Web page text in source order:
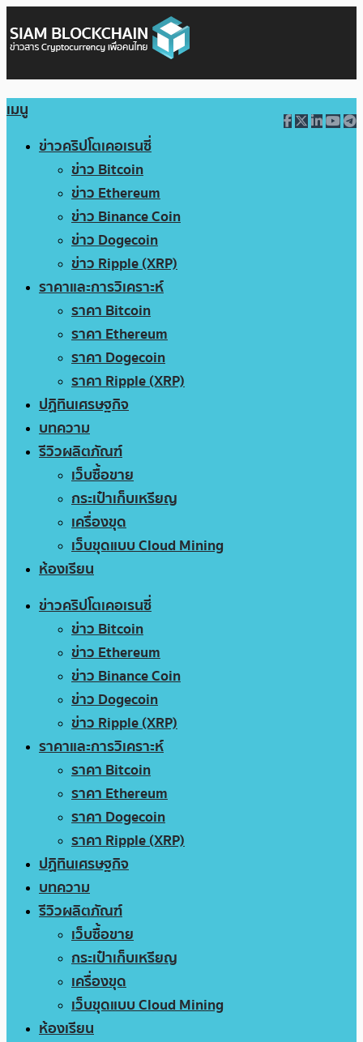
เมนู
ข่าวคริปโตเคอเรนซี่
ข่าว Bitcoin
ข่าว Ethereum
ข่าว Binance Coin
ข่าว Dogecoin
ข่าว Ripple (XRP)
ราคาและการวิเคราะห์
ราคา Bitcoin
ราคา Ethereum
ราคา Dogecoin
ราคา Ripple (XRP)
ปฏิทินเศรษฐกิจ
บทความ
รีวิวผลิตภัณฑ์
เว็บซื้อขาย
กระเป๋าเก็บเหรียญ
เครื่องขุด
เว็บขุดแบบ Cloud Mining
ห้องเรียน
ข่าวคริปโตเคอเรนซี่
ข่าว Bitcoin
ข่าว Ethereum
ข่าว Binance Coin
ข่าว Dogecoin
ข่าว Ripple (XRP)
ราคาและการวิเคราะห์
ราคา Bitcoin
ราคา Ethereum
ราคา Dogecoin
ราคา Ripple (XRP)
ปฏิทินเศรษฐกิจ
บทความ
รีวิวผลิตภัณฑ์
เว็บซื้อขาย
กระเป๋าเก็บเหรียญ
เครื่องขุด
เว็บขุดแบบ Cloud Mining
ห้องเรียน